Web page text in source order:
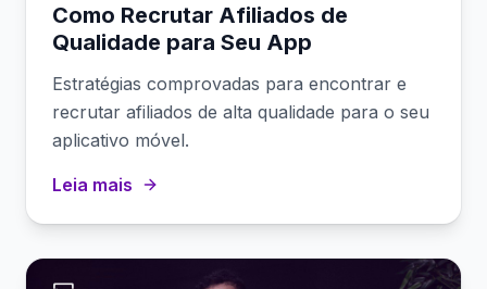
Como Recrutar Afiliados de
Qualidade para Seu App
Estratégias comprovadas para encontrar e
recrutar afiliados de alta qualidade para o seu
aplicativo móvel.
Leia mais